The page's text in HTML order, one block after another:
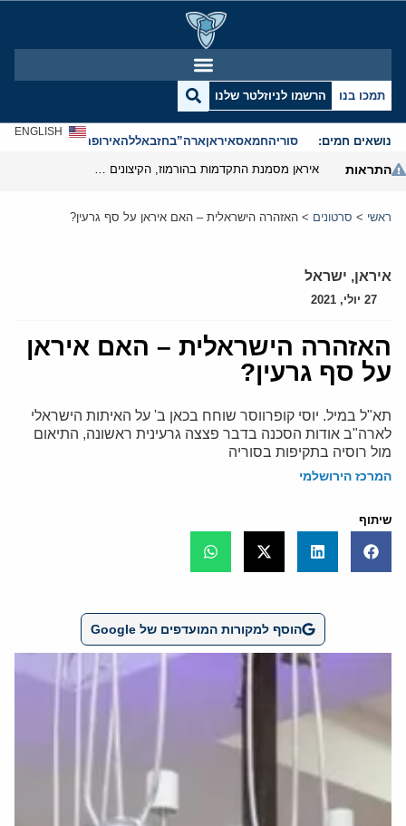
תמכו בנו הרשמו לניוזלטר שלנו
נושאים חמים: סוריהחמאסאיראןארה”בחזבאללהאירופהאנטישמיות
ENGLISH
התראות
ראשי > סרטונים > האזהרה הישראלית – האם איראן על סף גרעין?
איראן, ישראל
27 יולי, 2021
האזהרה הישראלית – האם איראן
על סף גרעין?
תא"ל במיל. יוסי קופרווסר שוחח בכאן ב' על האיתות הישראלי
לארה"ב אודות הסכנה בדבר פצצה גרעינית ראשונה, התיאום
מול רוסיה בתקיפות בסוריה
המרכז הירושלמי
שיתוף
הוסף למקורות המועדפים של Google